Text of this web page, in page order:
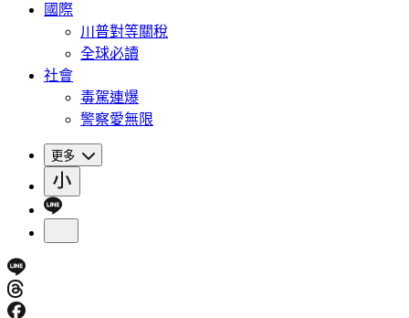
國際
川普對等關稅
全球必讀
社會
毒駕連爆
警察愛無限
更多